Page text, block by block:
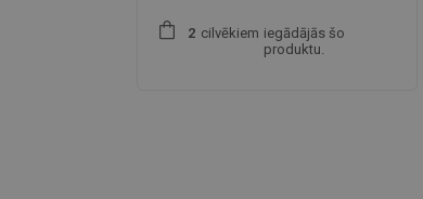
2 cilvēkiem iegādājās šo
produktu.